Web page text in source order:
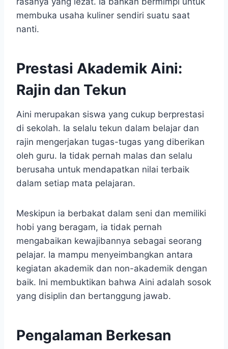
membuka usaha kuliner sendiri suatu saat
nanti.
Prestasi Akademik Aini:
Rajin dan Tekun
Aini merupakan siswa yang cukup berprestasi
di sekolah. Ia selalu tekun dalam belajar dan
rajin mengerjakan tugas-tugas yang diberikan
oleh guru. Ia tidak pernah malas dan selalu
berusaha untuk mendapatkan nilai terbaik
dalam setiap mata pelajaran.
Meskipun ia berbakat dalam seni dan memiliki
hobi yang beragam, ia tidak pernah
mengabaikan kewajibannya sebagai seorang
pelajar. Ia mampu menyeimbangkan antara
kegiatan akademik dan non-akademik dengan
baik. Ini membuktikan bahwa Aini adalah sosok
yang disiplin dan bertanggung jawab.
Pengalaman Berkesan